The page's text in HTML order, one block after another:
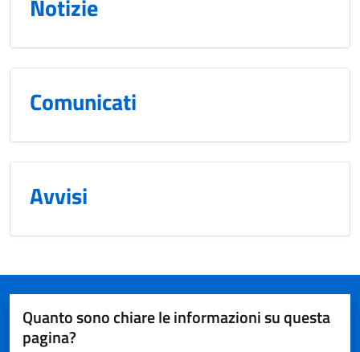
Notizie
Comunicati
Avvisi
Quanto sono chiare le informazioni su questa
pagina?